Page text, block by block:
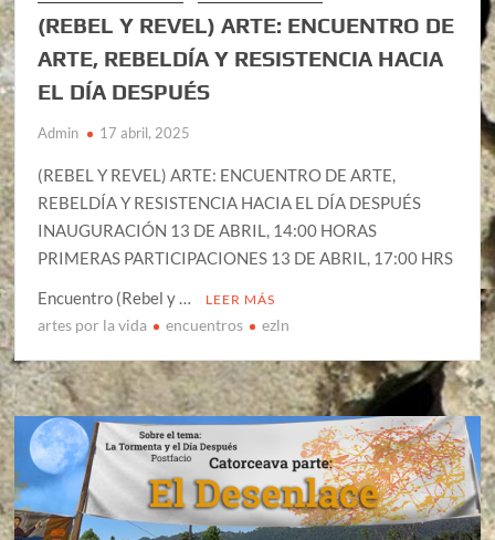
(REBEL Y REVEL) ARTE: ENCUENTRO DE
ARTE, REBELDÍA Y RESISTENCIA HACIA
EL DÍA DESPUÉS
Admin 17 abril, 2025
(REBEL Y REVEL) ARTE: ENCUENTRO DE ARTE,
REBELDÍA Y RESISTENCIA HACIA EL DÍA DESPUÉS
INAUGURACIÓN 13 DE ABRIL, 14:00 HORAS
PRIMERAS PARTICIPACIONES 13 DE ABRIL, 17:00 HRS
Encuentro (Rebel y …
LEER MÁS
artes por la vida encuentros ezln